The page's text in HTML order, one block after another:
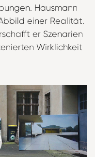
Hausmann
einer Realität.
er Szenarien
Wirklichkeit